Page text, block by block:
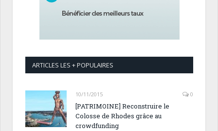
ARTICLES LES + POPULAIRES
10/11/2015 0
[PATRIMOINE] Reconstruire le
Colosse de Rhodes grâce au
crowdfunding